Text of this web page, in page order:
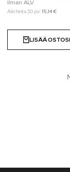
Alin hinta 30 pv: 15,14€
LISÄÄ